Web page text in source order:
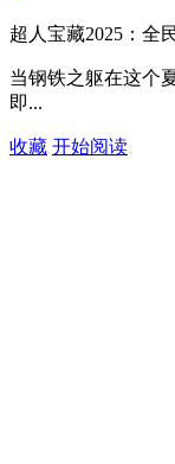
超人宝藏2025：全
当钢铁之躯在这个
即...
收藏 开始阅读